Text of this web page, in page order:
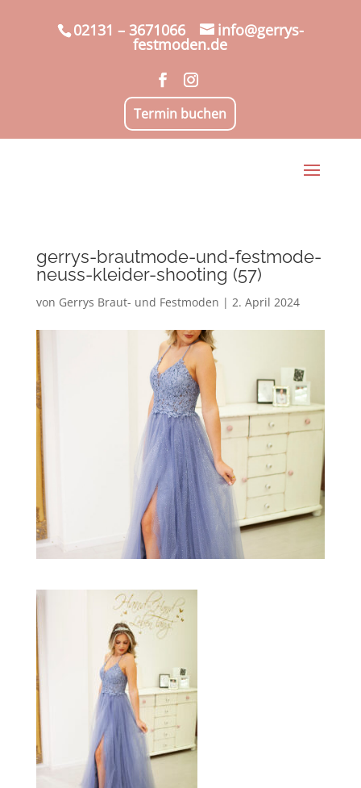
02131 – 3671066 info@gerrys-
festmoden.de
Termin buchen
gerrys-brautmode-und-festmode-
neuss-kleider-shooting (57)
von Gerrys Braut- und Festmoden | 2. April 2024